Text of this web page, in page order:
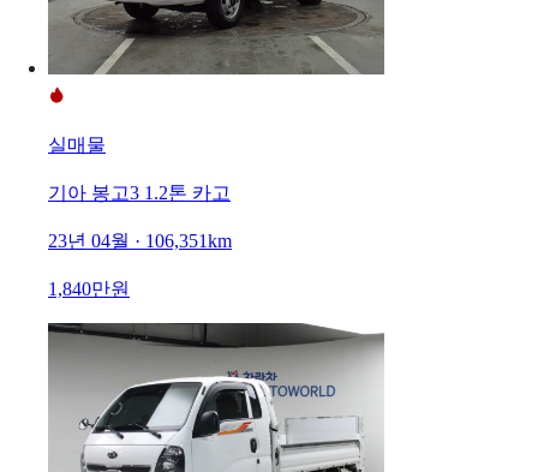
실매물
기아 봉고3 1.2톤 카고
23년 04월 · 106,351km
1,840만원